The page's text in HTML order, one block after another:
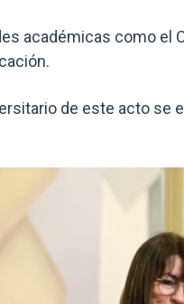
académicas como el
de este acto se